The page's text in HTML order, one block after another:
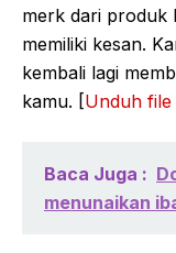
merk dari produk
memiliki kesan.
kembali lagi
kamu. [Unduh
Baca Juga :
menunaikan